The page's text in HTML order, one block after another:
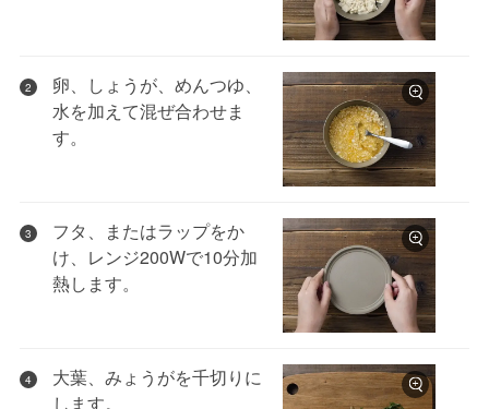
2
卵、しょうが、めんつゆ、
水を加えて混ぜ合わせま
す。
3
フタ、またはラップをか
け、レンジ200Wで10分加
熱します。
4
大葉、みょうがを千切りに
します。